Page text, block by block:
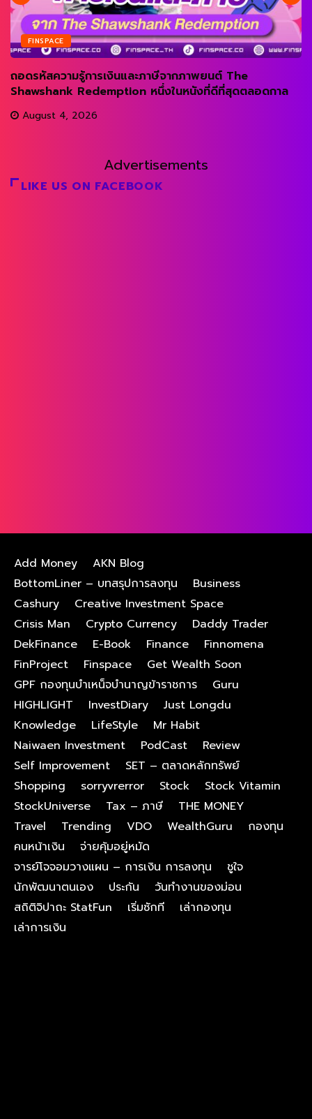
FINSPACE
ถอดรหัสความรู้การเงินและภาษีจากภาพยนต์ The
Shawshank Redemption หนึ่งในหนังที่ดีที่สุดตลอดกาล
August 4, 2026
Advertisements
LIKE US ON FACEBOOK
Add Money
AKN Blog
BottomLiner – บทสรุปการลงทุน
Business
Cashury
Creative Investment Space
Crisis Man
Crypto Currency
Daddy Trader
DekFinance
E-Book Finance
Finnomena
FinProject
Finspace
Get Wealth Soon
GPF กองทุนบําเหน็จบํานาญข้าราชการ
Guru
HIGHLIGHT
InvestDiary
Just Longdu
Knowledge
LifeStyle
Mr Habit
Naiwaen Investment
PodCast
Review
Self Improvement
SET – ตลาดหลักทรัพย์
Shopping
sorryvrerror Stock
Stock Vitamin
StockUniverse
Tax – ภาษี
THE MONEY
Travel
Trending VDO WealthGuru
กองทุน
คนหน้าเงิน
จ่ายคุ้มอยู่หมัด
จารย์โจจอมวางแผน – การเงิน การลงทุน
ชูใจ
นักพัฒนาตนเอง
ประกัน
วันทำงานของม่อน
สถิติจิปาถะ StatFun
เริ่มซักที
เล่ากองทุน
เล่าการเงิน